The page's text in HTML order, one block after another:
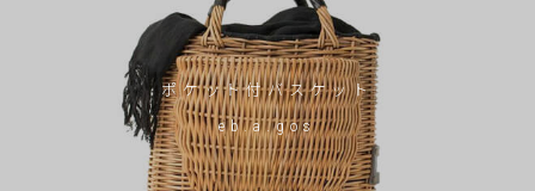
ポケット付バスケット
eb.a.gos